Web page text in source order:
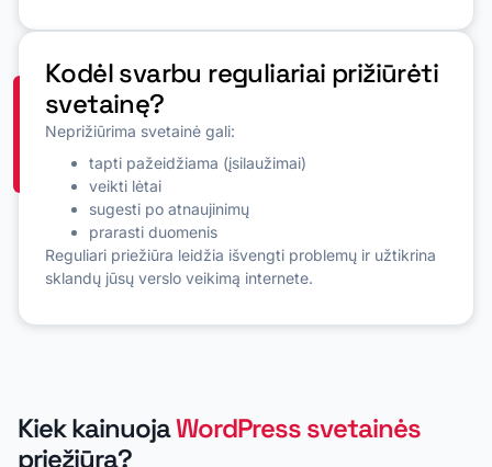
Kodėl svarbu reguliariai prižiūrėti
svetainę?
Neprižiūrima svetainė gali:
tapti pažeidžiama (įsilaužimai)
veikti lėtai
sugesti po atnaujinimų
prarasti duomenis
Reguliari priežiūra leidžia išvengti problemų ir užtikrina
sklandų jūsų verslo veikimą internete.
Kiek kainuojaWordPress svetainės
priežiūra?